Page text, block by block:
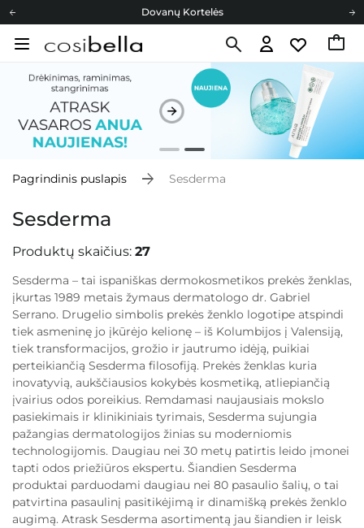
Cosibella lojalumo programa
Nemokamas pristatymas nuo 40,00 €
Dovanų Kortelės
Pagrindinis puslapis Sesderma
Sesderma
Produktų skaičius: 27
Sesderma – tai ispaniškas dermokosmetikos prekės ženklas,
įkurtas 1989 metais žymaus dermatologo dr. Gabriel
Serrano. Drugelio simbolis prekės ženklo logotipe atspindi
tiek asmeninę jo įkūrėjo kelionę – iš Kolumbijos į Valensiją,
tiek transformacijos, grožio ir jautrumo idėją, puikiai
perteikiančią Sesderma filosofiją. Prekės ženklas kuria
inovatyvią, aukščiausios kokybės kosmetiką, atliepiančią
įvairius odos poreikius. Remdamasi naujausiais mokslo
pasiekimais ir klinikiniais tyrimais, Sesderma sujungia
pažangias dermatologijos žinias su moderniomis
technologijomis. Daugiau nei 30 metų patirtis leido įmonei
tapti odos priežiūros ekspertu. Šiandien Sesderma
produktai parduodami daugiau nei 80 pasaulio šalių, o tai
patvirtina pasaulinį pasitikėjimą ir dinamišką prekės ženklo
augimą. Atrask Sesderma asortimentą jau šiandien ir leisk